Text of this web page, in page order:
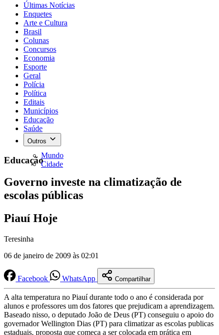
Últimas Notícias
Enquetes
Arte e Cultura
Brasil
Colunas
Concursos
Economia
Esporte
Geral
Polícia
Política
Editais
Municípios
Educação
Saúde
Outros
Mundo
Cidade
Educação
Governo investe na climatização de
escolas públicas
Piauí Hoje
Teresinha
06 de janeiro de 2009 às 02:01
Facebook WhatsApp Compartilhar
A alta temperatura no Piauí durante todo o ano é considerada por
alunos e professores um dos fatores que prejudicam a aprendizagem.
Baseado nisso, o deputado João de Deus (PT) conseguiu o apoio do
governador Wellington Dias (PT) para climatizar as escolas publicas
estaduais, proposta que começa a ser colocada em prática em